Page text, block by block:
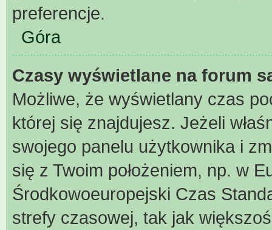
preferencje.
Góra
Czasy wyświetlane na forum
Możliwe, że wyświetlany czas
której się znajdujesz. Jeżeli
swojego panelu użytkownika i
się z Twoim położeniem, np. w
Środkowoeuropejski Czas
strefy czasowej, tak jak